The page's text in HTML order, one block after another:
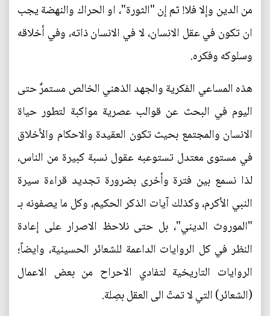
من الدين وإلا فلا! ثم إن "الثورة"، او الحراك والنهضة يجب
ان تكون في عقل الانسان، لا في الانسان ذاته، وفي أخلاقه
وسلوكه وفكره.
هذه المساعي الفكرية والجهد الذهني الخالص مستمرٌ حتى
اليوم في البحث عن قوالب عصرية مواكبة لتطور حياة
الانسان والمجتمع بحيث تكون العقيدة والاحكام والأخلاق
في مستوى معتدل تستوعبه عقول نسبة كبيرة من الناس،
لذا نسمع بين فترة وأخرى بضرورة تجديد قراءة سيرة
النبي الأكرم، وكذلك آيات الذكر الحكيم، وكل ما يصفونه بـ
"الموروث الديني"، بل حتى نلاحظ الاصرار على إعادة
النظر في كل الروايات الداعمة للشعائر الحسينية، وايضاً؛
الروايات التاريخية لتفادي الاحراح من بعض الاعمال
(الشعائر) التي لا تمتّ الى العقل بصِلة.